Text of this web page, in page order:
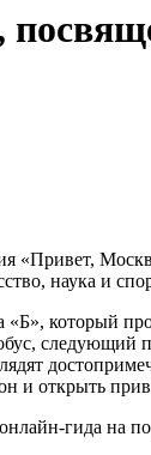
«Привет,
наука и
который
и открыть
гида на